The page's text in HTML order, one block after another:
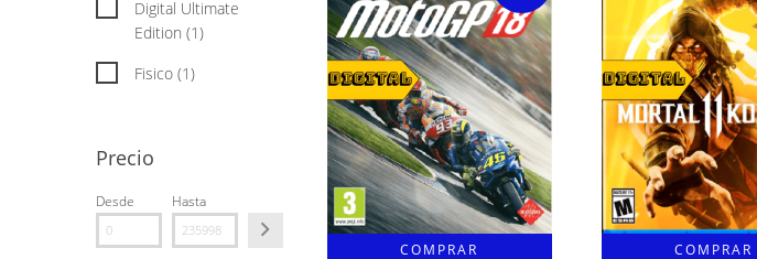
Digital Ultimate
Edition (1)
Fisico (1)
Precio
Desde Hasta